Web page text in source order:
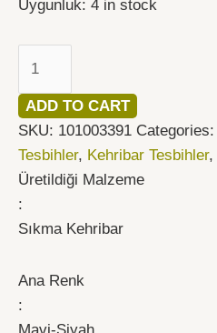
Uygunluk: 4 in stock
ADD TO CART
SKU: 101003391 Categories:
Tesbihler, Kehribar Tesbihler,
Üretildiği Malzeme
:
Sıkma Kehribar
Ana Renk
: